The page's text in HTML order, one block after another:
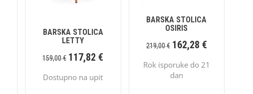
BARSKA STOLICA
LETTY
159,00€ 117,82€
Dostupno na upit
BARSKA STOLICA
OSIRIS
219,00€ 162,28 €
Rok isporuke do 21
dan